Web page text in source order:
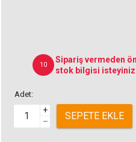
10
Sipariş vermeden
stok bilgisi
Adet:
+
–
SEPETE EKLE